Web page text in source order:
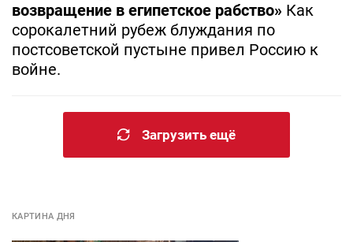
возвращение в египетское рабство» Как
сорокалетний рубеж блуждания по
постсоветской пустыне привел Россию к
войне.
Загрузить ещё
КАРТИНА ДНЯ